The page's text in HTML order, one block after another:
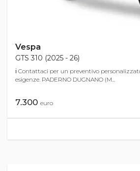
Vespa
GTS 310 (2025 - 26)
ℹ Contattaci per un preventivo
esigenze. PADERNO DUGNANO (M...
7.300 euro